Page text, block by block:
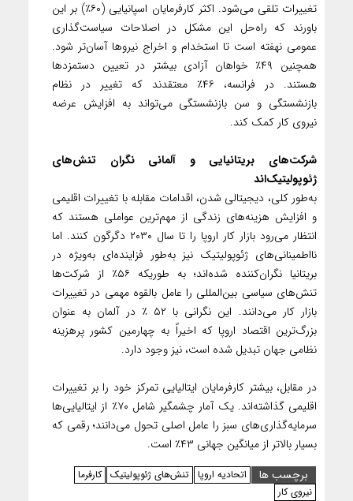
تغییرات تلقی می‌شود. اکثر کارفرمایان اسپانیایی (۶۰٪) بر این
باورند که راه‌حل این مشکل در اصلاحات سیاست‌گذاری
عمومی نهفته است تا استخدام و اخراج نیروها آسان‌تر شود.
همچنین ۴۹٪ خواهان آزادی بیشتر در تعیین دستمزدها
هستند. در فرانسه، ۴۶٪ معتقدند که تغییر در نظام
بازنشستگی و سن بازنشستگی می‌تواند به افزایش عرضه
نیروی کار کمک کند.
شرکت‌های بریتانیایی و آلمانی نگران تنش‌های
ژئوپولیتیک‌اند
به‌طور کلی، دیجیتالی شدن، اقدامات مقابله با تغییرات اقلیمی
و افزایش هزینه‌های زندگی از مهم‌ترین عواملی هستند که
انتظار می‌رود بازار کار اروپا را تا سال ۲۰۳۰ دگرگون کنند. اما
نااطمینانی‌های ژئوپولیتیک نیز به‌طور فزاینده‌ای به‌ویژه در
بریتانیا نگران‌کننده شده‌اند؛ به طوریکه ۵۶٪ از شرکت‌ها
تنش‌های سیاسی بین‌المللی را عامل بالقوه مهمی در تغییرات
بازار کار می‌دانند. این نگرانی با ۵۲ ٪ در آلمان به عنوان
بزرگ‌ترین اقتصاد اروپا که اخیراً به چهارمین کشور پرهزینه
نظامی جهان تبدیل شده است، نیز وجود دارد.
در مقابل، بیشتر کارفرمایان ایتالیایی تمرکز خود را بر تغییرات
اقلیمی گذاشته‌اند. یک آمار چشمگیر شامل ۷۰٪ از ایتالیایی‌ها
سرمایه‌گذاری‌های سبز را عامل اصلی تحول می‌دانند؛ رقمی که
بسیار بالاتر از میانگین جهانی ۴۳٪ است.
برچسب ها
اتحادیه اروپا تنش‌های ژئوپولیتیک‌ کارفرما
نیروی کار